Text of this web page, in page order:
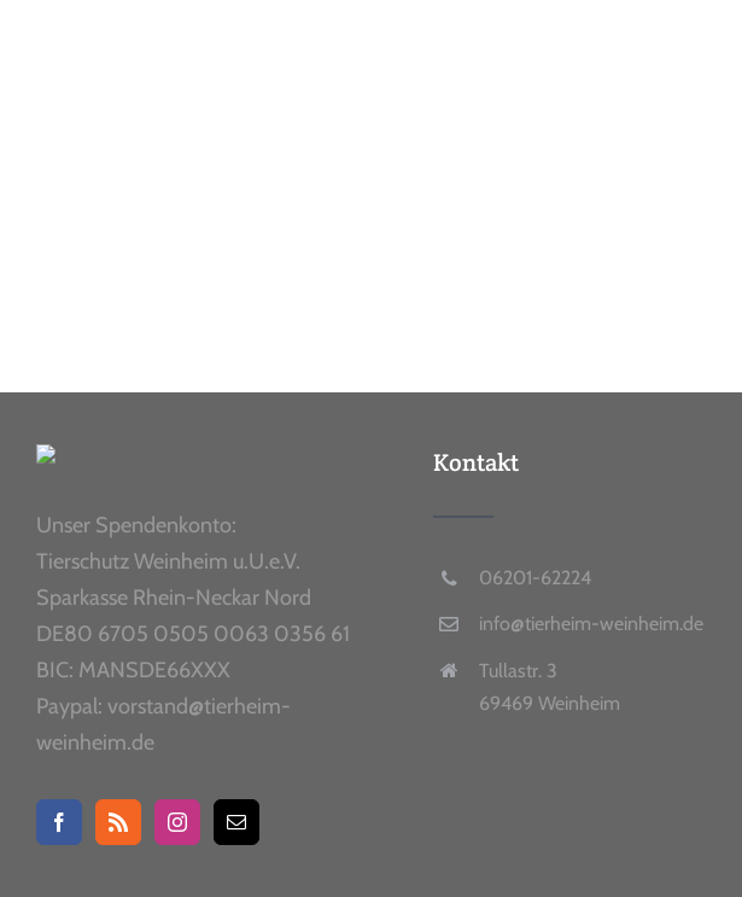
Unser Spendenkonto:
Tierschutz Weinheim u.U.e.V.
Sparkasse Rhein-Neckar Nord
DE80 6705 0505 0063 0356 61
BIC: MANSDE66XXX
Paypal: vorstand@tierheim-
weinheim.de
Kontakt
06201-62224
info@tierheim-weinheim.de
Tullastr. 3
69469 Weinheim